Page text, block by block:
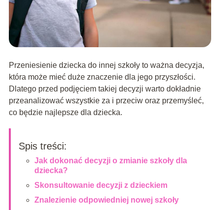
Przeniesienie dziecka do innej szkoły to ważna decyzja,
która może mieć duże znaczenie dla jego przyszłości.
Dlatego przed podjęciem takiej decyzji warto dokładnie
przeanalizować wszystkie za i przeciw oraz przemyśleć,
co będzie najlepsze dla dziecka.
Spis treści:
Jak dokonać decyzji o zmianie szkoły dla
dziecka?
Skonsultowanie decyzji z dzieckiem
Znalezienie odpowiedniej nowej szkoły